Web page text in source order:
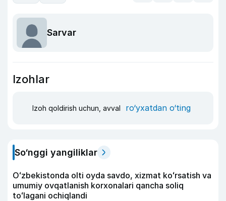
Sarvar
Izohlar
Izoh qoldirish uchun, avval ro‘yxatdan o‘ting
So‘nggi yangiliklar
Oʻzbekistonda olti oyda savdo, xizmat koʻrsatish va
umumiy ovqatlanish korxonalari qancha soliq
toʻlagani ochiqlandi